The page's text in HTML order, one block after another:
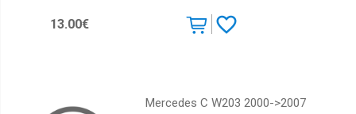
13.00€
Mercedes C W203 2000->2007